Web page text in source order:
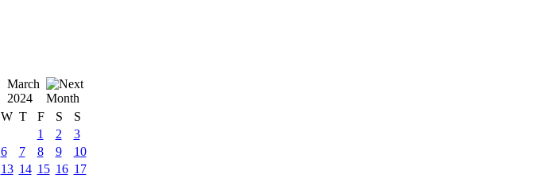
March
2024
W T F S
S
1
2
3
6 7 8 9
10
13 14 15 16 17